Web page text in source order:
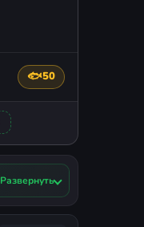
🐟50
Поблагодарить
Развернуть